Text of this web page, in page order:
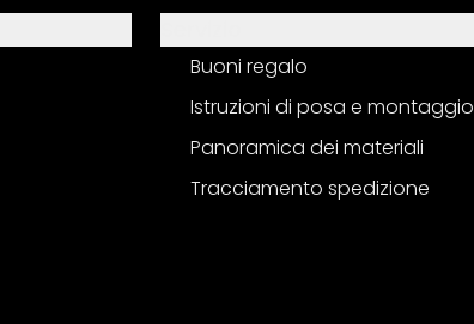
Buoni regalo
Istruzioni di posa e montaggio
Panoramica dei materiali
Tracciamento spedizione